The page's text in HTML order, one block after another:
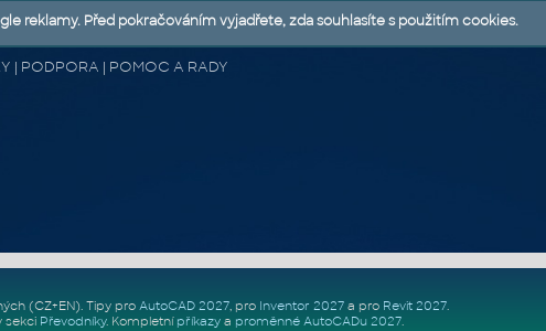
| PODPORA | POMOC A RADY
(CZ+EN). Tipy pro AutoCAD 2027, pro Inventor 2027a pro Revit 2027.
sekci Převodníky. Kompletní příkazya proměnné AutoCADu 2027.
reklamy. Před pokračováním vyjadřete, zda souhlasíte s použitím cookies.